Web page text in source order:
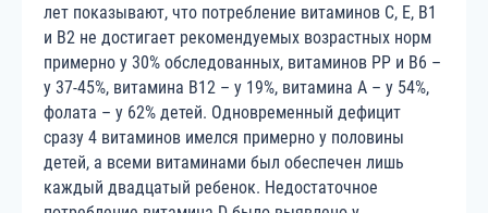
лет показывают, что потребление витаминов С, Е, В1
и В2 не достигает рекомендуемых возрастных норм
примерно у 30% обследованных, витаминов РР и В6 –
у 37-45%, витамина В12 – у 19%, витамина А – у 54%,
фолата – у 62% детей. Одновременный дефицит
сразу 4 витаминов имелся примерно у половины
детей, а всеми витаминами был обеспечен лишь
каждый двадцатый ребенок. Недостаточное